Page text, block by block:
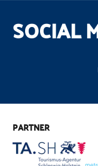
SOCIAL
PARTNER